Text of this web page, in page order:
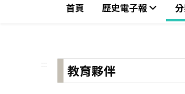
首頁 歷史電子報
:::
教育夥伴